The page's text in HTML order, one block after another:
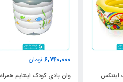
اینتکس
6,740,000 تومان
وان بادی کودک اینتایم همراه